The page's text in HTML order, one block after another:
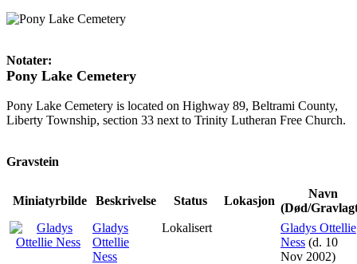
Notater:
Pony Lake Cemetery
Pony Lake Cemetery is located on Highway 89, Beltrami County,
Liberty Township, section 33 next to Trinity Lutheran Free Church.
Gravstein
Miniatyrbilde Beskrivelse Status Lokasjon
Navn
(Død/
Gladys
Ottellie
Ness
Lokalisert
Gladys Ottellie
Ness (d. 10
Nov 2002)